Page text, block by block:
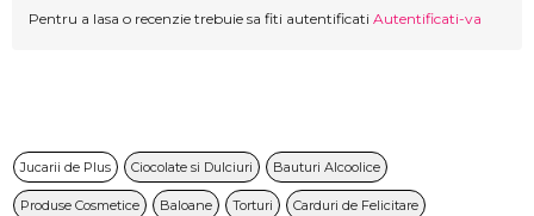
Pentru a lasa o recenzie trebuie sa fiti autentificati Autentificati-va
Jucarii de Plus Ciocolate si Dulciuri Bauturi Alcoolice
Produse Cosmetice Baloane Torturi Carduri de Felicitare